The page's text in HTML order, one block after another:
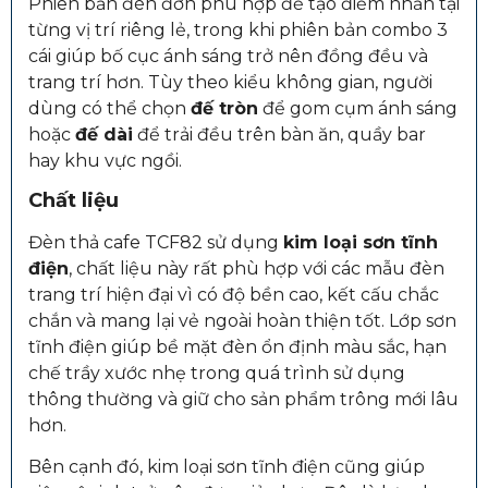
từng vị trí riêng lẻ, trong khi phiên bản combo 3
cái giúp bố cục ánh sáng trở nên đồng đều và
trang trí hơn. Tùy theo kiểu không gian, người
dùng có thể chọn đế tròn để gom cụm ánh sáng
hoặc đế dài để trải đều trên bàn ăn, quầy bar
hay khu vực ngồi.
Chất liệu
Đèn thả cafe TCF82 sử dụng kim loại sơn tĩnh
điện, chất liệu này rất phù hợp với các mẫu đèn
trang trí hiện đại vì có độ bền cao, kết cấu chắc
chắn và mang lại vẻ ngoài hoàn thiện tốt. Lớp sơn
tĩnh điện giúp bề mặt đèn ổn định màu sắc, hạn
chế trầy xước nhẹ trong quá trình sử dụng
thông thường và giữ cho sản phẩm trông mới lâu
hơn.
Bên cạnh đó, kim loại sơn tĩnh điện cũng giúp